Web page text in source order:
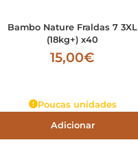
Bambo Nature Fraldas 7 3XL
(18kg+) x40
15,00€
Poucas unidades
Adicionar